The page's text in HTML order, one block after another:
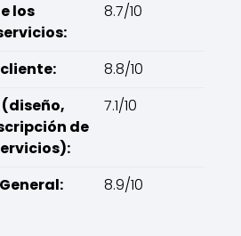
los
8.7/10
8.8/10
de
7.1/10
8.9/10